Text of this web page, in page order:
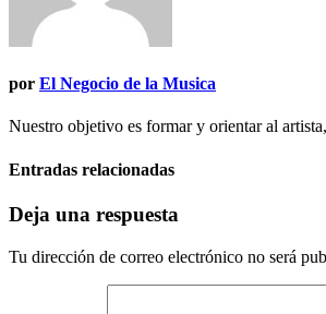
por El Negocio de la Musica
Nuestro objetivo es formar y orientar al
Entradas relacionadas
Deja una respuesta
Tu dirección de correo electrónico no será